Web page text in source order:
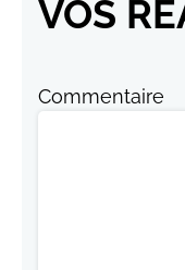
VOS
Commentaire